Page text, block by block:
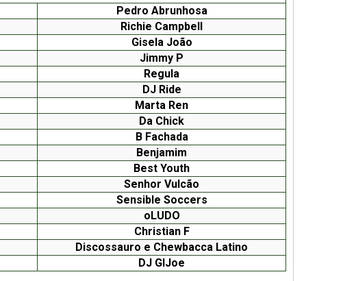
Pedro Abrunhosa
Richie Campbell
Gisela João
Jimmy P
Regula
DJ Ride
Marta Ren
Da Chick
B Fachada
Benjamim
Best Youth
Senhor Vulcão
Sensible Soccers
oLUDO
Christian F
Discossauro e Chewbacca Latino
DJ GIJoe